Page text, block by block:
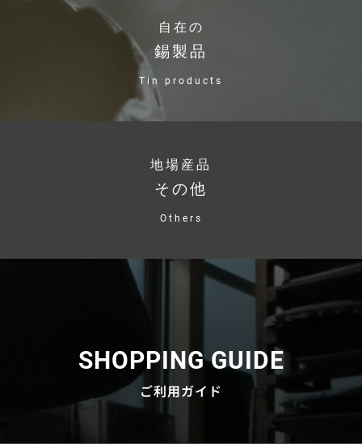
自在の
錫製品
Tin products
地場産品
その他
Others
SHOPPING GUIDE
ご利用ガイド